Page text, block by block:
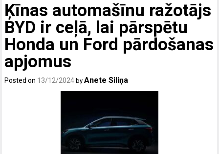
Ķīnas automašīnu ražotājs
BYD ir ceļā, lai pārspētu
Honda un Ford pārdošanas
apjomus
Posted on 13/12/2024 byAnete Siliņa